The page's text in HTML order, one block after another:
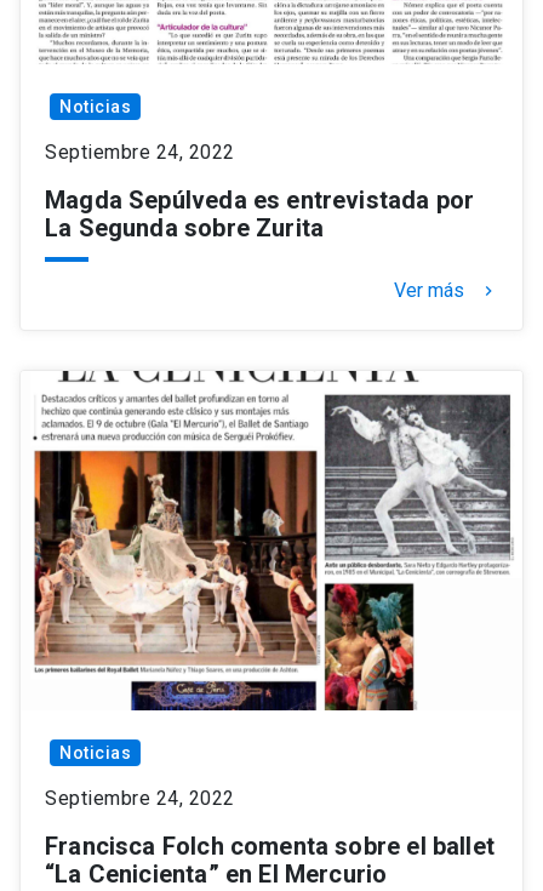
Noticias
Septiembre 24, 2022
Magda Sepúlveda es entrevistada por
La Segunda sobre Zurita
Ver más keyboard_arrow_right
Noticias
Septiembre 24, 2022
Francisca Folch comenta sobre el ballet
“La Cenicienta” en El Mercurio